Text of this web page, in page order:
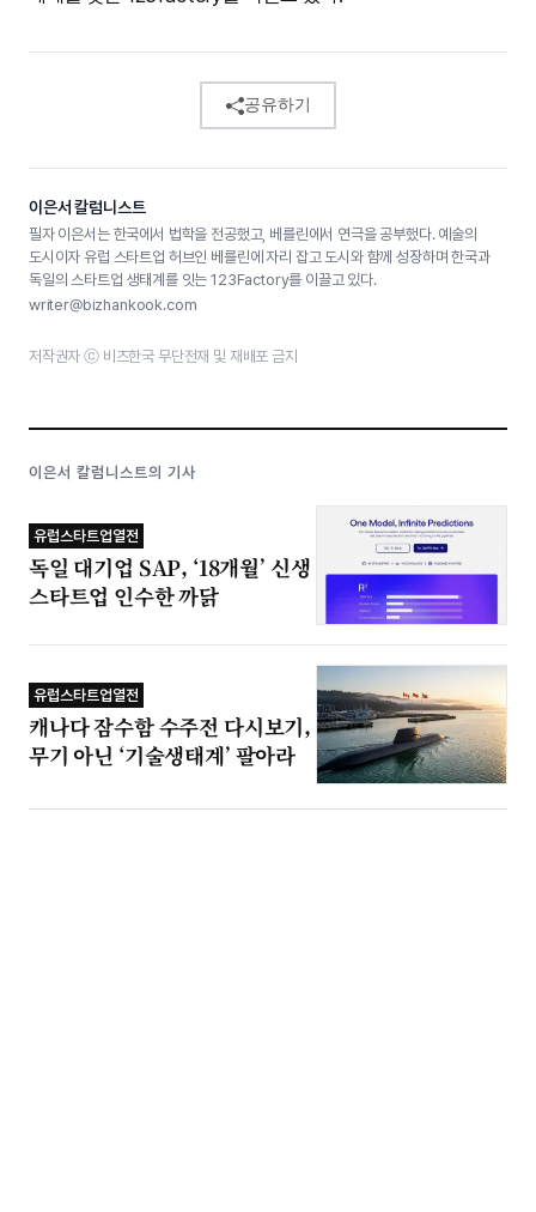
공유하기
이은서 칼럼니스트
필자 이은서는 한국에서 법학을 전공했고, 베를린에서 연극을 공부했다. 예술의
도시이자 유럽 스타트업 허브인 베를린에 자리 잡고 도시와 함께 성장하며 한국과
독일의 스타트업 생태계를 잇는 123Factory를 이끌고 있다.
writer@bizhankook.com
저작권자 ⓒ 비즈한국 무단전재 및 재배포 금지
이은서 칼럼니스트의 기사
유럽스타트업열전
독일 대기업 SAP, ‘18개월’ 신생
스타트업 인수한 까닭
유럽스타트업열전
캐나다 잠수함 수주전 다시보기,
무기 아닌 ‘기술생태계’ 팔아라